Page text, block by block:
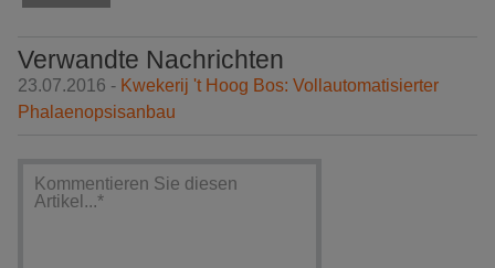
Verwandte Nachrichten
23.07.2016 - Kwekerij 't Hoog Bos: Vollautomatisierter
Phalaenopsisanbau